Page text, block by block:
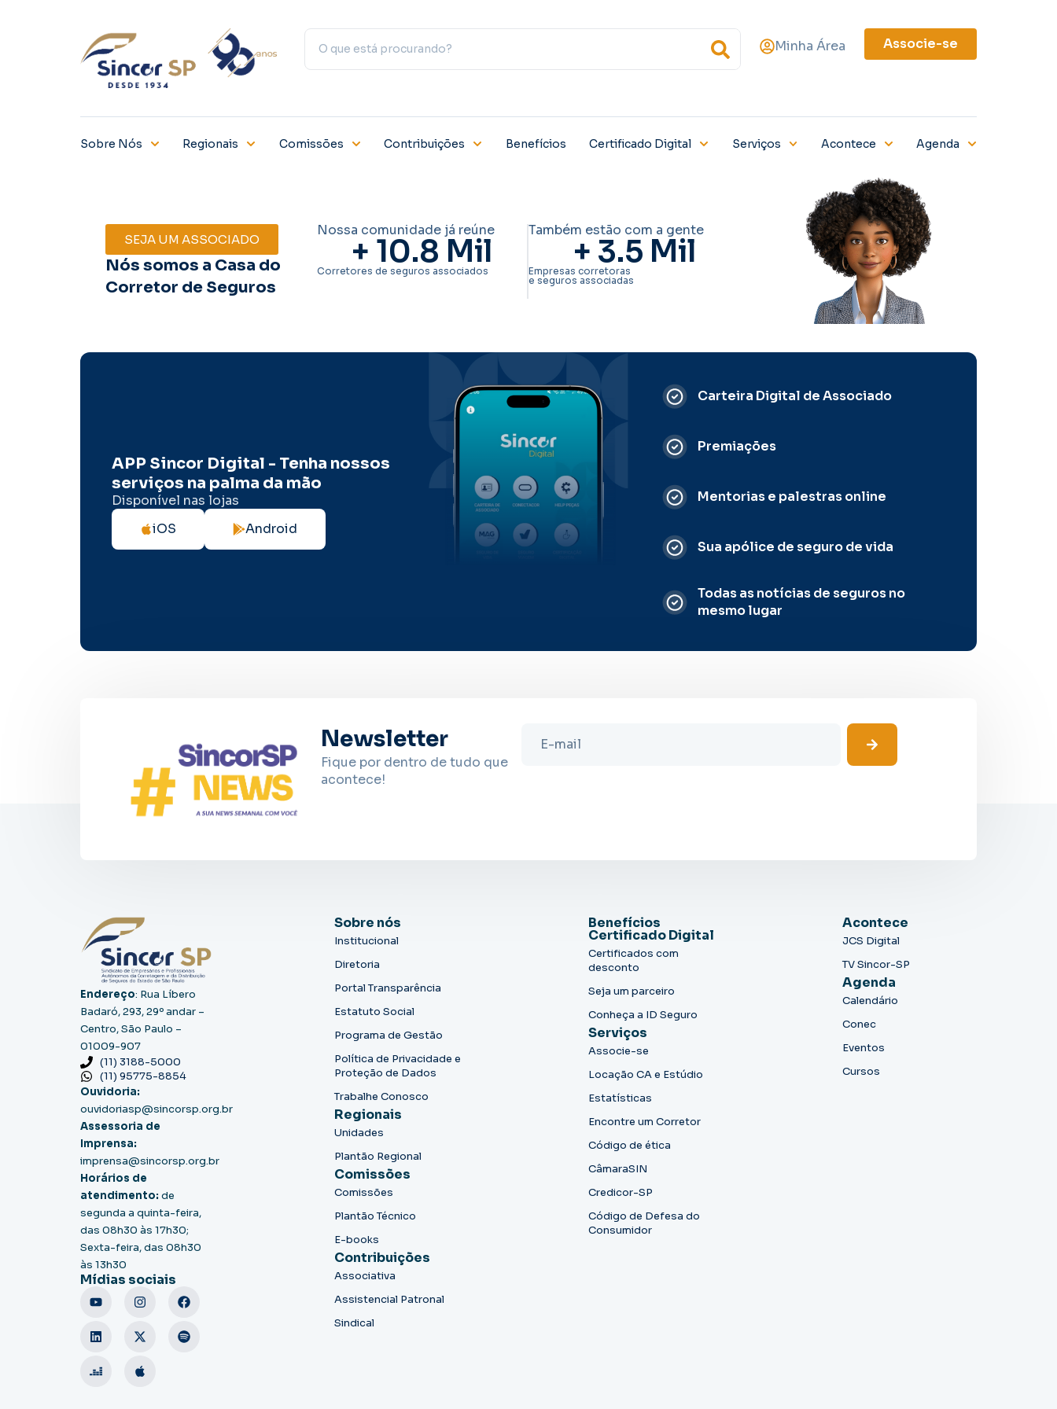
Minha Área Associe-se
Sobre Nós Regionais Comissões Contribuições Benefícios Certificado Digital Serviços Acontece Agenda
SEJA UM ASSOCIADO
Nós somos a Casa do
Corretor de Seguros
Nossa comunidade já reúne
+ 10.8 Mil
Corretores de seguros associados
Também estão com a gente
+ 3.5 Mil
Empresas corretoras
e seguros associadas
APP Sincor Digital - Tenha nossos
serviços na palma da mão
Disponível nas lojas
iOS
Android
Carteira Digital de Associado
Premiações
Mentorias e palestras online
Sua apólice de seguro de vida
Todas as notícias de seguros no
mesmo lugar
Newsletter
Fique por dentro de tudo que
acontece!
Endereço: Rua Líbero
Badaró, 293, 29º andar –
Centro, São Paulo –
01009-907
(11) 3188-5000
(11) 95775-8854
Ouvidoria:
ouvidoriasp@sincorsp.org.br
Assessoria de
Imprensa:
imprensa@sincorsp.org.br
Horários de
atendimento: de
segunda a quinta-feira,
das 08h30 às 17h30;
Sexta-feira, das 08h30
às 13h30
Mídias sociais
Sobre nós
Institucional
Diretoria
Portal Transparência
Estatuto Social
Programa de Gestão
Política de Privacidade e
Proteção de Dados
Trabalhe Conosco
Regionais
Unidades
Plantão Regional
Comissões
Comissões
Plantão Técnico
E-books
Contribuições
Associativa
Assistencial Patronal
Sindical
Benefícios
Certificado Digital
Certificados com
desconto
Seja um parceiro
Conheça a ID Seguro
Serviços
Associe-se
Locação CA e Estúdio
Estatísticas
Encontre um Corretor
Código de ética
CâmaraSIN
Credicor-SP
Código de Defesa do
Consumidor
Acontece
JCS Digital
TV Sincor-SP
Agenda
Calendário
Conec
Eventos
Cursos